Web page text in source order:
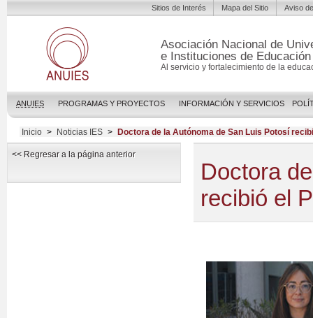
Asociación Nacional de
e Instituciones de
Al servicio y fortalecimiento de la
ANUIES PROGRAMAS Y PROYECTOS INFORMACIÓN Y SERVICIOS
Sitios de Interés Mapa del Sitio Aviso
Inicio > Noticias IES > Doctora de la Autónoma de San Luis Potosí
<< Regresar a la página anterior
Doctora
recibió el